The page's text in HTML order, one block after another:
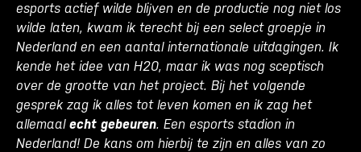
esports actief wilde blijven en de productie nog niet los
wilde laten, kwam ik terecht bij een select groepje in
Nederland en een aantal internationale uitdagingen. Ik
kende het idee van H20, maar ik was nog sceptisch
over de grootte van het project. Bij het volgende
gesprek zag ik alles tot leven komen en ik zag het
allemaal echt gebeuren. Een esports stadion in
Nederland! De kans om hierbij te zijn en alles van zo